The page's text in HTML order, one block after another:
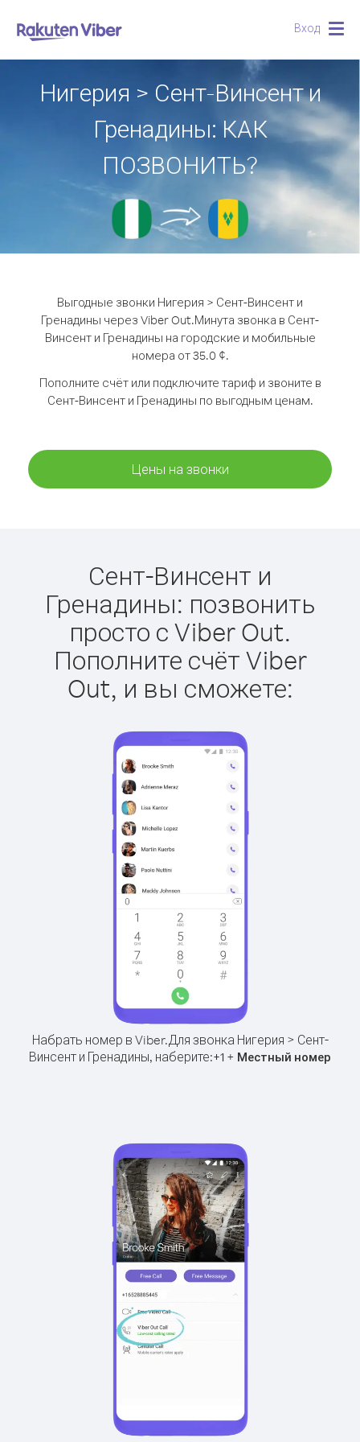
Вход
Нигерия > Сент-Винсент и
Гренадины: КАК
ПОЗВОНИТЬ?
Выгодные звонки Нигерия > Сент-Винсент и
Гренадины через Viber Out.Минута звонка в Сент-
Винсент и Гренадины на городские и мобильные
номера от 35.0 ¢.
Пополните счёт или подключите тариф и звоните в
Сент-Винсент и Гренадины по выгодным ценам.
Цены на звонки
Сент-Винсент и
Гренадины: позвонить
просто с Viber Out.
Пополните счёт Viber
Out, и вы сможете:
Набрать номер в Viber.Для звонка Нигерия > Сент-
Винсент и Гренадины, наберите:+1 + Местный номер